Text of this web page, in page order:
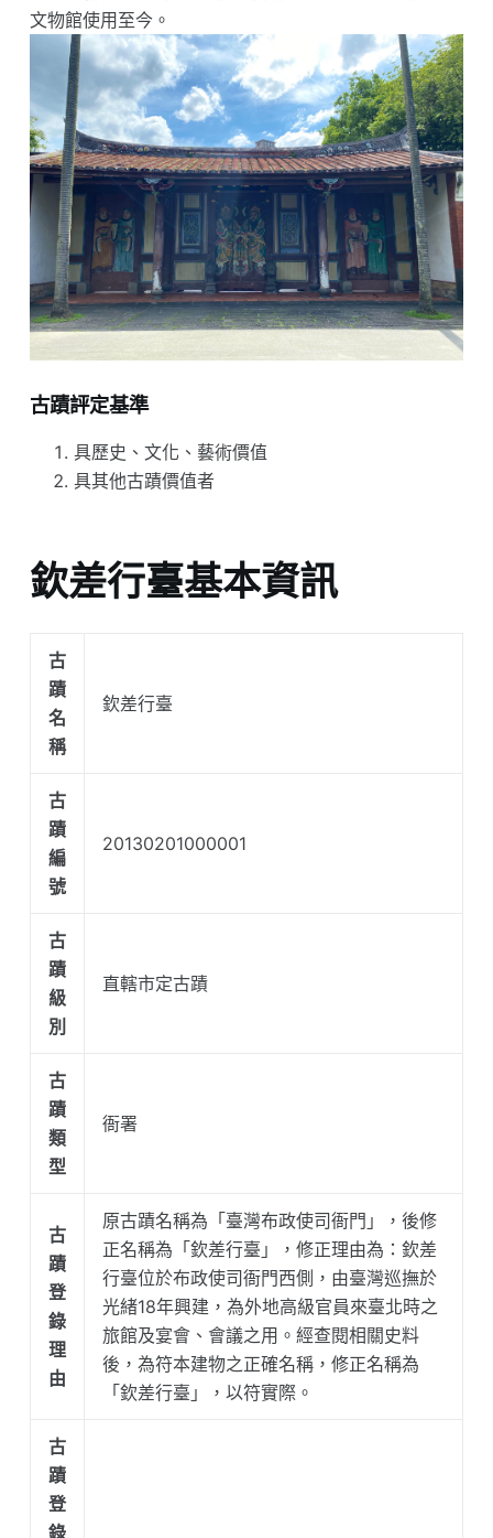
文物館使用至今。
古蹟評定基準
具歷史、文化、藝術價值
具其他古蹟價值者
欽差行臺基本資訊
古
蹟
名
稱
欽差行臺
古
蹟
編
號
20130201000001
古
蹟
級
別
直轄市定古蹟
古
蹟
類
型
衙署
古
蹟
登
錄
理
由
原古蹟名稱為「臺灣布政使司衙門」，後修
正名稱為「欽差行臺」，修正理由為：欽差
行臺位於布政使司衙門西側，由臺灣巡撫於
光緒18年興建，為外地高級官員來臺北時之
旅館及宴會、會議之用。經查閱相關史料
後，為符本建物之正確名稱，修正名稱為
「欽差行臺」，以符實際。
古
蹟
登
錄